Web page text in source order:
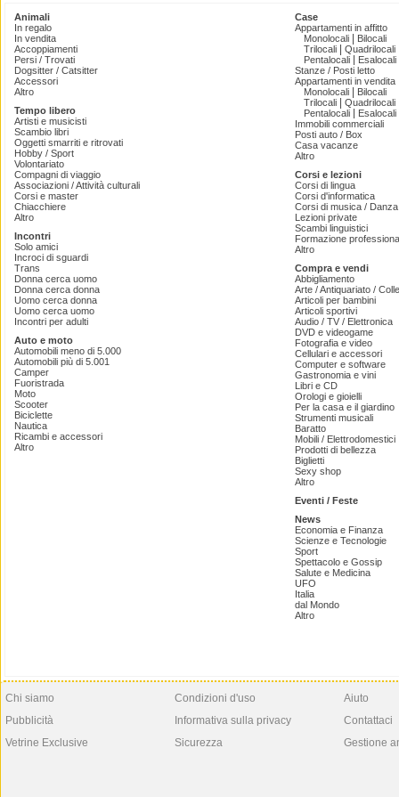
Animali
In regalo
In vendita
Accoppiamenti
Persi / Trovati
Dogsitter / Catsitter
Accessori
Altro
Tempo libero
Artisti e musicisti
Scambio libri
Oggetti smarriti e ritrovati
Hobby / Sport
Volontariato
Compagni di viaggio
Associazioni / Attività culturali
Corsi e master
Chiacchiere
Altro
Incontri
Solo amici
Incroci di sguardi
Trans
Donna cerca uomo
Donna cerca donna
Uomo cerca donna
Uomo cerca uomo
Incontri per adulti
Auto e moto
Automobili meno di 5.000
Automobili più di 5.001
Camper
Fuoristrada
Moto
Scooter
Biciclette
Nautica
Ricambi e accessori
Altro
Case
Appartamenti in affitto
Monolocali
Bilocali
Trilocali
Quadrilocali
Pentalocali
Esalocali
Stanze / Posti letto
Appartamenti in vendita
Monolocali
Bilocali
Trilocali
Quadrilocali
Pentalocali
Esalocali
Immobili commerciali
Posti auto / Box
Casa vacanze
Altro
Corsi e lezioni
Corsi di lingua
Corsi d'informatica
Corsi di musica /
Lezioni private
Scambi linguistici
Formazione
Altro
Compra e vendi
Abbigliamento
Arte / Antiquariato /
Articoli per bambini
Articoli sportivi
Audio / TV / Elettronica
DVD e videogame
Fotografia e video
Cellulari e accessori
Computer e software
Gastronomia e vini
Libri e CD
Orologi e gioielli
Per la casa e il giardino
Strumenti musicali
Baratto
Mobili / Elettrodomestici
Prodotti di bellezza
Biglietti
Sexy shop
Altro
Eventi / Feste
News
Economia e Finanza
Scienze e Tecnologie
Sport
Spettacolo e Gossip
Salute e Medicina
UFO
Italia
dal Mondo
Altro
Chi siamo
Pubblicità
Vetrine Exclusive
Condizioni d'uso
Informativa sulla privacy
Sicurezza
Aiuto
Contattaci
Gestione